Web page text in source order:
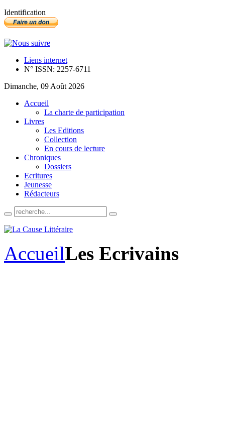
Identification
Liens internet
N° ISSN: 2257-6711
Dimanche, 09 Août 2026
Accueil
La charte de participation
Livres
Les Editions
Collection
En cours de lecture
Chroniques
Dossiers
Ecritures
Jeunesse
Rédacteurs
AccueilLes Ecrivains